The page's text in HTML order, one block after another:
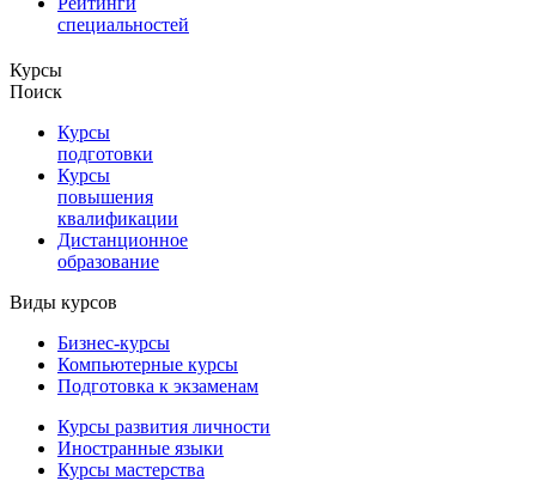
специальностей
Курсы
Поиск
Курсы
подготовки
Курсы
повышения
квалификации
Дистанционное
образование
Виды курсов
Бизнес-курсы
Компьютерные курсы
Подготовка к экзаменам
Курсы развития личности
Иностранные языки
Курсы мастерства